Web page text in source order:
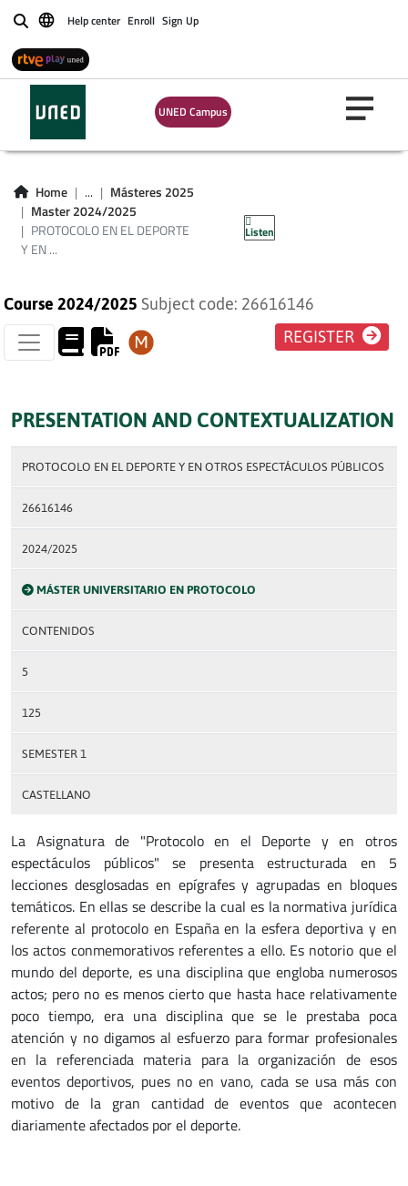
BuscarHelp center Enroll Sign Up
UNED Campus
Home ...
Másteres 2025
Master 2024/2025
PROTOCOLO EN EL DEPORTE
Y EN ...
Listen
PROTOCOLO EN EL
DEPORTE Y EN
OTROS
ESPECTÁCULOS
PÚBLICOS
Course 2024/2025 Subject code: 26616146
REGISTER
PRESENTATION AND CONTEXTUALIZATION
PROTOCOLO EN EL DEPORTE Y EN OTROS ESPECTÁCULOS PÚBLICOS
26616146
2024/2025
MÁSTER UNIVERSITARIO EN PROTOCOLO
CONTENIDOS
5
125
SEMESTER 1
CASTELLANO
La Asignatura de "Protocolo en el Deporte y en otros
espectáculos públicos" se presenta estructurada en 5
lecciones desglosadas en epígrafes y agrupadas en bloques
temáticos. En ellas se describe la cual es la normativa jurídica
referente al protocolo en España en la esfera deportiva y en
los actos conmemorativos referentes a ello. Es notorio que el
mundo del deporte, es una disciplina que engloba numerosos
actos; pero no es menos cierto que hasta hace relativamente
poco tiempo, era una disciplina que se le prestaba poca
atención y no digamos al esfuerzo para formar profesionales
en la referenciada materia para la organización de esos
eventos deportivos, pues no en vano, cada se usa más con
motivo de la gran cantidad de eventos que acontecen
diariamente afectados por el deporte.